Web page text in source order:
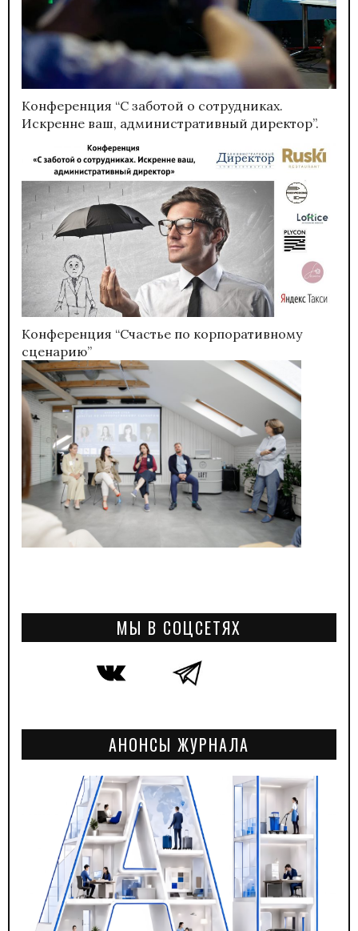
Конференция “С заботой о сотрудниках.
Искренне ваш, административный директор”.
Конференция “Счастье по корпоративному
сценарию”
МЫ В СОЦСЕТЯХ
АНОНСЫ ЖУРНАЛА